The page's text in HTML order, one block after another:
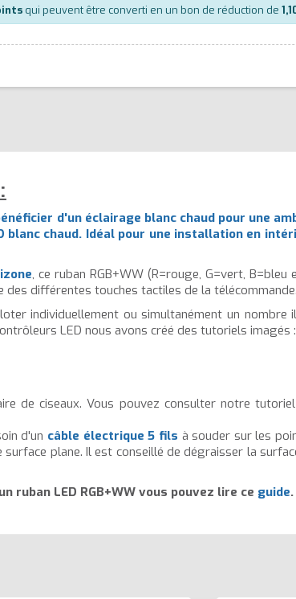
qui peuvent être converti en un bon de réduction de
d'un éclairage blanc chaud pour une
blanc chaud. Idéal pour une installation en
, ce ruban RGB+WW (R=rouge, G=vert, B=bleu
différentes touches tactiles de la télécommande.
individuellement ou simultanément un nombre
LED nous avons créé des tutoriels imagés :
de ciseaux. Vous pouvez consulter notre
d'un câble électrique 5 fils à souder sur les
plane. Il est conseillé de dégraisser la
ruban LED RGB+WW vous pouvez lire ce guide.